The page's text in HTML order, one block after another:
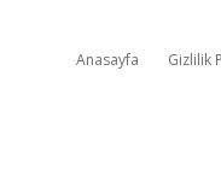
Anasayfa Gizlilik